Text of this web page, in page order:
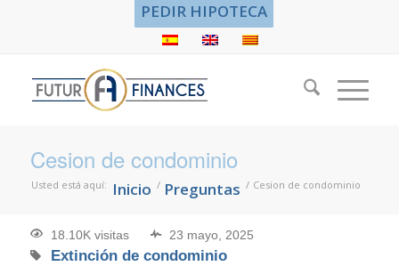
PEDIR HIPOTECA
Cesion de condominio
Usted está aquí: Inicio / Preguntas / Cesion de condominio
18.10K visitas 23 mayo, 2025
Extinción de condominio